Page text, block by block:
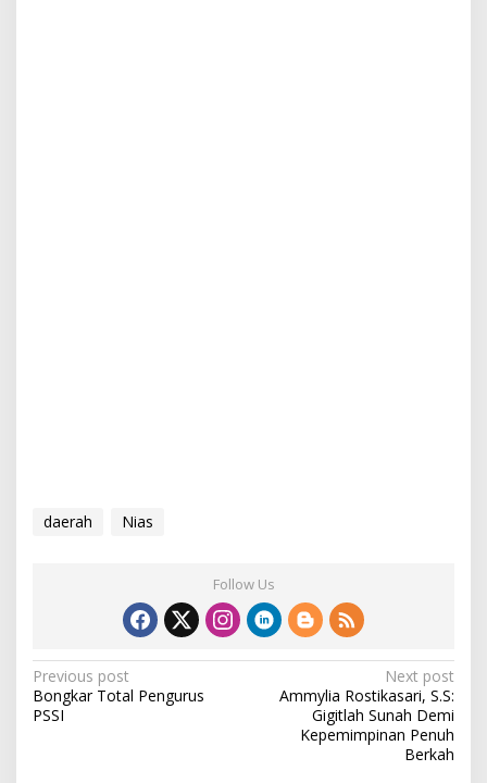
daerah Nias
Follow Us
P
o
Previous post
Bongkar Total Pengurus
PSSI
Next post
Ammylia Rostikasari, S.S:
Gigitlah Sunah Demi
Kepemimpinan Penuh
Berkah